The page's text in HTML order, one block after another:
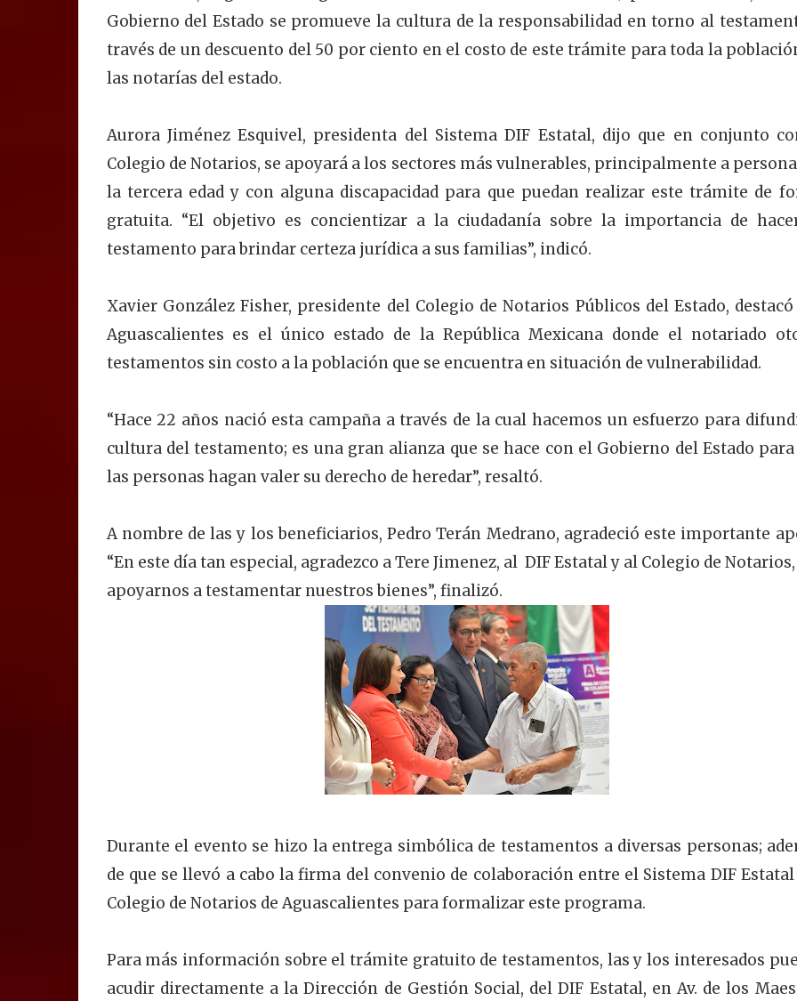
Gobierno del Estado se promueve la cultura de la responsabilidad en torno al
través de un descuento del 50 por ciento en el costo de este trámite para toda la
las notarías del estado.
Aurora Jiménez Esquivel, presidenta del Sistema DIF Estatal, dijo que en conjunto
Colegio de Notarios, se apoyará a los sectores más vulnerables, principalmente a
la tercera edad y con alguna discapacidad para que puedan realizar este trámite de
gratuita. “El objetivo es concientizar a la ciudadanía sobre la importancia de
testamento para brindar certeza jurídica a sus familias”, indicó.
Xavier González Fisher, presidente del Colegio de Notarios Públicos del Estado, destacó
Aguascalientes es el único estado de la República Mexicana donde el notariado
testamentos sin costo a la población que se encuentra en situación de vulnerabilidad.
“Hace 22 años nació esta campaña a través de la cual hacemos un esfuerzo para
cultura del testamento; es una gran alianza que se hace con el Gobierno del Estado para
las personas hagan valer su derecho de heredar”, resaltó.
A nombre de las y los beneficiarios, Pedro Terán Medrano, agradeció este importante
“En este día tan especial, agradezco a Tere Jimenez, al DIF Estatal y al Colegio de
apoyarnos a testamentar nuestros bienes”, finalizó.
Durante el evento se hizo la entrega simbólica de testamentos a diversas personas;
de que se llevó a cabo la firma del convenio de colaboración entre el Sistema DIF
Colegio de Notarios de Aguascalientes para formalizar este programa.
Para más información sobre el trámite gratuito de testamentos, las y los interesados
acudir directamente a la Dirección de Gestión Social, del DIF Estatal, en Av. de los